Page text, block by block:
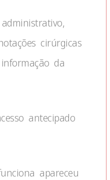
cirúrgicas
da
antecipado
apareceu